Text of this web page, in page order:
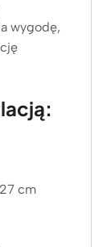
wygodę,
cm